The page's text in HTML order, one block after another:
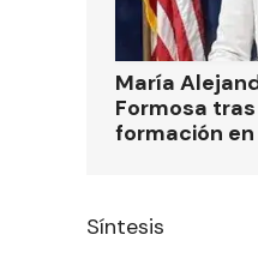
María
Formosa
formación
Síntesis